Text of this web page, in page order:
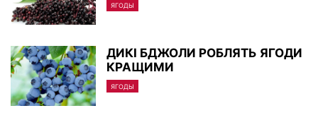
ЯГОДЫ
ДИКІ БДЖОЛИ РОБЛЯТЬ ЯГОДИ
КРАЩИМИ
ЯГОДЫ